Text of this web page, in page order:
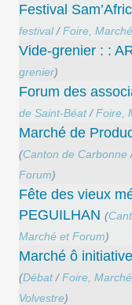
Festival
festival/Foire,
Vide-grenier : :
grenier)
Forum des
de Saint-Béat/Foire,
Marché de
(Canton de Carbonne
Forum)
Fête des vieux
PEGUILHAN (
Marché et Forum)
Marché ô
(Débat/Foire,
Volvestre)